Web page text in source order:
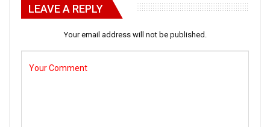
LEAVE A REPLY
Your email address will not be published.